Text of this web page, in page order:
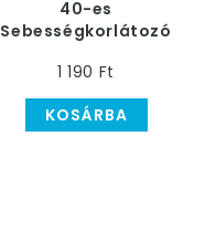
40-es
Sebességkorlátozó
Szalvéta - 33 cm, 20
db-os
1 190 Ft
KOSÁRBA